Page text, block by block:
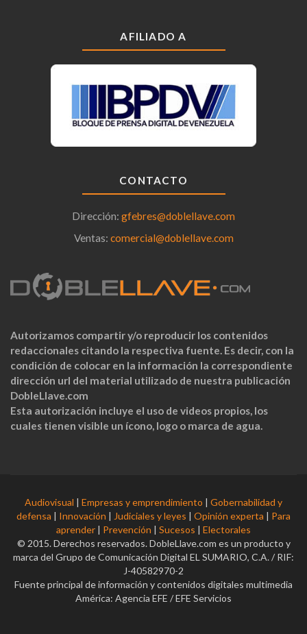
AFILIADO A
CONTACTO
Dirección: gfebres@doblellave.com
Ventas: comercial@doblellave.com
Autorizamos compartir y/o reproducir los contenidos
redaccionales citando la respectiva fuente. Es decir, con la
condición de colocar en la información la correspondiente
dirección url del material utilizado de nuestra publicación
DobleLlave.com
Esta autorización incluye el uso de videos propios, los
cuales tienen visible un ícono, logo o marca de agua.
Audiovisual | Empresas y emprendimiento | Gobernabilidad y
defensa | Innovación | Judiciales y leyes | Opinión experta | Para
aprender | Prevención | Sucesos | Electorales
© 2015. Derechos reservados. DobleLlave.com es un producto y
marca del Grupo de Comunicación Digital EL SUMARIO, C.A. / RIF:
J-40582970-2
Fuente principal de información y contenidos digitales multimedia
América: Agencia EFE / EFE Servicios